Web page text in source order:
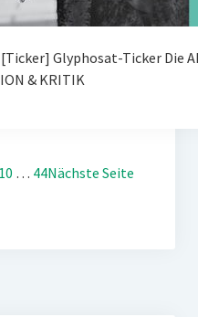
Glyphosat-Ticker Die
& KRITIK
10 … 44Nächste Seite